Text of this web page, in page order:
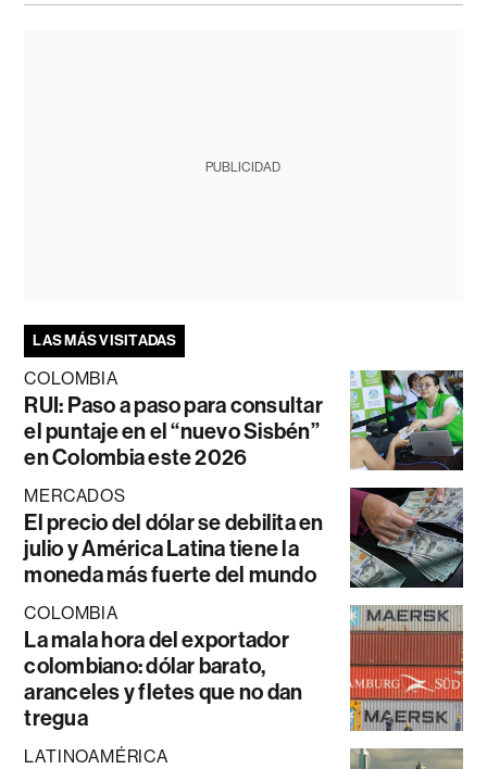
PUBLICIDAD
LAS MÁS VISITADAS
COLOMBIA
RUI: Paso a paso para consultar
el puntaje en el “nuevo Sisbén”
en Colombia este 2026
MERCADOS
El precio del dólar se debilita en
julio y América Latina tiene la
moneda más fuerte del mundo
COLOMBIA
La mala hora del exportador
colombiano: dólar barato,
aranceles y fletes que no dan
tregua
LATINOAMÉRICA